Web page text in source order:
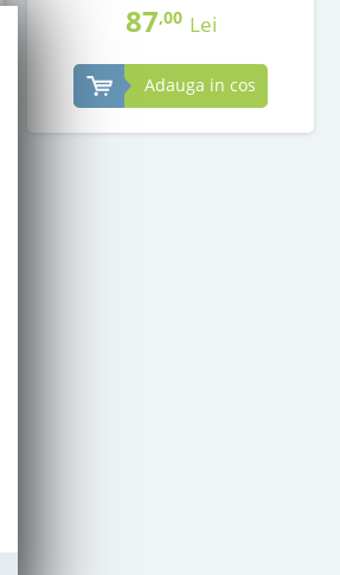
87,00 Lei
Adauga in cos